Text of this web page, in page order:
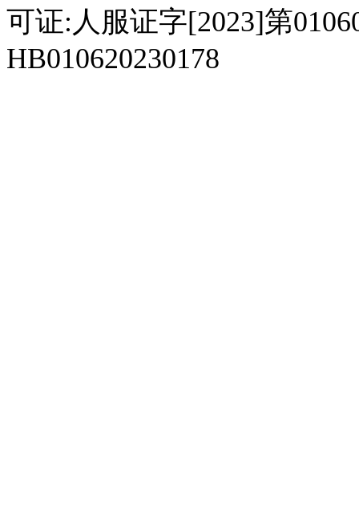
可证:人服证字[2023]第
HB010620230178